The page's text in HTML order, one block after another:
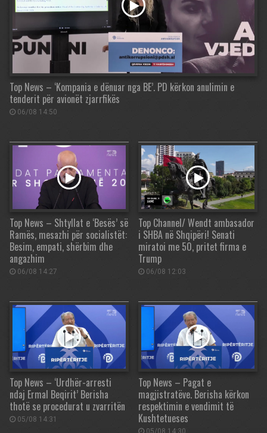
Top News – ‘Kompania e dënuar nga BE’. PD kërkon anulimin e
tenderit për avionët zjarrfikës
06/08 14:50
Top News – Shtyllat e ‘Besës’ së
Ramës, mesazhi për socialistët:
Besim, empati, shërbim dhe
angazhim
06/08 14:27
Top Channel/ Wendt ambasador
i SHBA në Shqipëri! Senati
miratoi me 50, pritet firma e
Trump
06/08 12:03
Top News – ‘Urdhër-arresti
ndaj Ermal Beqirit’ Berisha
thotë se procedurat u zvarritën
05/08 14:31
Top News – Pagat e
magjistratëve. Berisha kërkon
respektimin e vendimit të
Kushtetueses
05/08 14:30